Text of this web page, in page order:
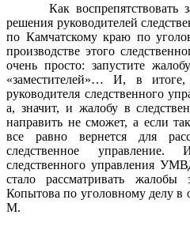
Как воспрепятствовать
решения руководителей
по Камчатскому краю по
производстве этого
очень просто: запустите
«заместителей»… И, в
руководителя следственного
а, значит, и жалобу в
направить не сможет, а если
все равно вернется для
следственное управление.
следственного управления
стало рассматривать жалобы
Копытова по уголовному делу в
М.